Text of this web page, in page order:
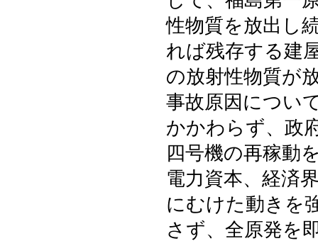
性物質を放出し
れば残存する建
の放射性物質が
事故原因につい
かかわらず、政
四号機の再稼動
電力資本、経済
にむけた動きを
さず、全原発を